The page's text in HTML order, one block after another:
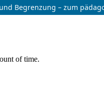
Begrenzung – zum